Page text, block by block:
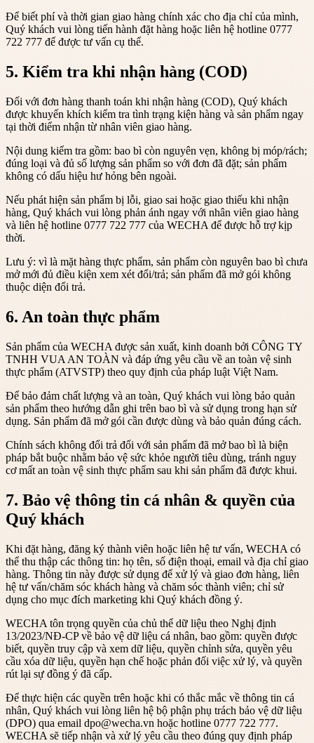
Để biết phí và thời gian giao hàng chính xác cho địa chỉ của mình,
Quý khách vui lòng tiến hành đặt hàng hoặc liên hệ hotline 0777
722 777 để được tư vấn cụ thể.
5. Kiểm tra khi nhận hàng (COD)
Đối với đơn hàng thanh toán khi nhận hàng (COD), Quý khách
được khuyến khích kiểm tra tình trạng kiện hàng và sản phẩm ngay
tại thời điểm nhận từ nhân viên giao hàng.
Nội dung kiểm tra gồm: bao bì còn nguyên vẹn, không bị móp/rách;
đúng loại và đủ số lượng sản phẩm so với đơn đã đặt; sản phẩm
không có dấu hiệu hư hỏng bên ngoài.
Nếu phát hiện sản phẩm bị lỗi, giao sai hoặc giao thiếu khi nhận
hàng, Quý khách vui lòng phản ánh ngay với nhân viên giao hàng
và liên hệ hotline 0777 722 777 của WECHA để được hỗ trợ kịp
thời.
Lưu ý: vì là mặt hàng thực phẩm, sản phẩm còn nguyên bao bì chưa
mở mới đủ điều kiện xem xét đổi/trả; sản phẩm đã mở gói không
thuộc diện đổi trả.
6. An toàn thực phẩm
Sản phẩm của WECHA được sản xuất, kinh doanh bởi CÔNG TY
TNHH VUA AN TOÀN và đáp ứng yêu cầu về an toàn vệ sinh
thực phẩm (ATVSTP) theo quy định của pháp luật Việt Nam.
Để bảo đảm chất lượng và an toàn, Quý khách vui lòng bảo quản
sản phẩm theo hướng dẫn ghi trên bao bì và sử dụng trong hạn sử
dụng. Sản phẩm đã mở gói cần được dùng và bảo quản đúng cách.
Chính sách không đổi trả đối với sản phẩm đã mở bao bì là biện
pháp bắt buộc nhằm bảo vệ sức khỏe người tiêu dùng, tránh nguy
cơ mất an toàn vệ sinh thực phẩm sau khi sản phẩm đã được khui.
7. Bảo vệ thông tin cá nhân & quyền của
Quý khách
Khi đặt hàng, đăng ký thành viên hoặc liên hệ tư vấn, WECHA có
thể thu thập các thông tin: họ tên, số điện thoại, email và địa chỉ giao
hàng. Thông tin này được sử dụng để xử lý và giao đơn hàng, liên
hệ tư vấn/chăm sóc khách hàng và chăm sóc thành viên; chỉ sử
dụng cho mục đích marketing khi Quý khách đồng ý.
WECHA tôn trọng quyền của chủ thể dữ liệu theo Nghị định
13/2023/NĐ-CP về bảo vệ dữ liệu cá nhân, bao gồm: quyền được
biết, quyền truy cập và xem dữ liệu, quyền chỉnh sửa, quyền yêu
cầu xóa dữ liệu, quyền hạn chế hoặc phản đối việc xử lý, và quyền
rút lại sự đồng ý đã cấp.
Để thực hiện các quyền trên hoặc khi có thắc mắc về thông tin cá
nhân, Quý khách vui lòng liên hệ bộ phận phụ trách bảo vệ dữ liệu
(DPO) qua email dpo@wecha.vn hoặc hotline 0777 722 777.
WECHA sẽ tiếp nhận và xử lý yêu cầu theo đúng quy định pháp